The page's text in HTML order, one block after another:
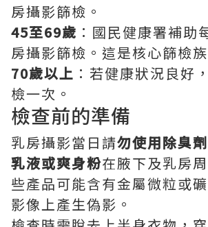
房攝影篩檢。
45至69歲 ：國民健康署補助
房攝影篩檢。這是核心篩檢族
70歲以上 ：若健康狀況良好
檢一次。
檢查前的準備
乳房攝影當日請勿使用除臭
乳液或爽身粉在腋下及乳房
些產品可能含有金屬微粒或
影像上產生偽影。